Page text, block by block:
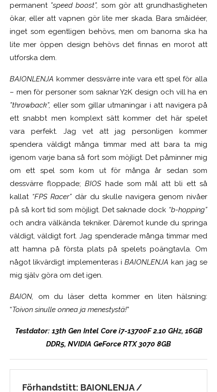
permanent ”speed boost”, som gör att grundhastigheten
ökar, eller att vapnen gör lite mer skada. Bara småidéer,
inget som egentligen behövs, men om banorna ska ha
lite mer öppen design behövs det finnas en morot att
utforska dem.
BAIONLENJA kommer dessvärre inte vara ett spel för alla
– men för personer som saknar Y2K design och vill ha en
”throwback”, eller som gillar utmaningar i att navigera på
ett snabbt men komplext sätt kommer det här spelet
vara perfekt. Jag vet att jag personligen kommer
spendera väldigt många timmar med att bara ta mig
igenom varje bana så fort som möjligt. Det påminner mig
om ett spel som kom ut för många år sedan som
dessvärre floppade; BIOShade som mål att bli ett så
kallat “FPS Racer” där du skulle navigera genom nivåer
på så kort tid som möjligt. Det saknade dock “b-hopping”
och andra välkända tekniker. Däremot kunde du springa
väldigt, väldigt fort. Jag spenderade många timmar med
att hamna på första plats på spelets poängtavla. Om
något likvärdigt implementeras iBAIONLENJA kan jag se
mig själv göra om det igen.
BAION, om du läser detta kommer en liten hälsning:
“Toivon sinulle onnea ja menestystä!”
Testdator: 13th Gen Intel Core i7-13700F 2.10 GHz, 16GB
DDR5, NVIDIA GeForce RTX 3070 8GB
Förhandstitt: BAIONLENJA /